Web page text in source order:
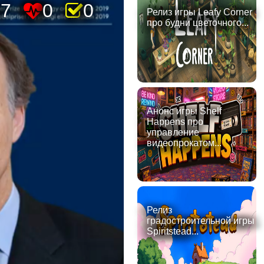
0 0
Релиз игры Leafy Corner
про будни цветочного...
Анонс игры Shelf
Happens про
управление
видеопрокатом...
Релиз
градостроительной игры
Spiritstead...